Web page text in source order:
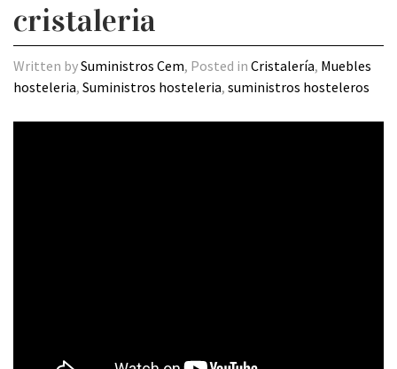
cristaleria
Written bySuministros Cem, Posted in Cristalería, Muebles
hosteleria, Suministros hosteleria, suministros hosteleros